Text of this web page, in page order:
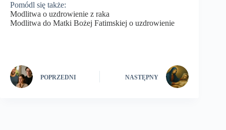
Pomódl się także:
Modlitwa o uzdrowienie z raka
Modlitwa do Matki Bożej Fatimskiej o uzdrowienie
POPRZEDNI NASTĘPNY